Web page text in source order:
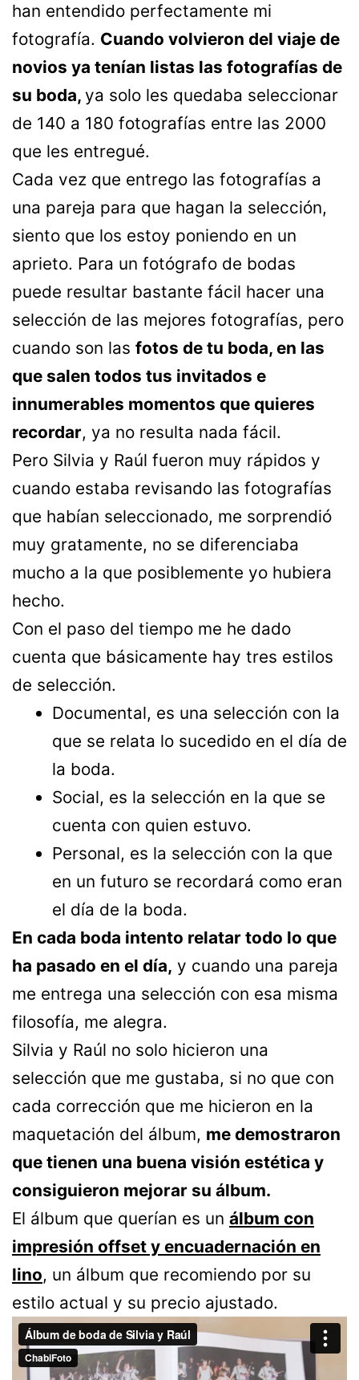
han entendido perfectamente mi
fotografía. Cuando volvieron del viaje de
novios ya tenían listas las fotografías de
su boda, ya solo les quedaba seleccionar
de 140 a 180 fotografías entre las 2000
que les entregué.
Cada vez que entrego las fotografías a
una pareja para que hagan la selección,
siento que los estoy poniendo en un
aprieto. Para un fotógrafo de bodas
puede resultar bastante fácil hacer una
selección de las mejores fotografías, pero
cuando son las fotos de tu boda, en las
que salen todos tus invitados e
innumerables momentos que quieres
recordar, ya no resulta nada fácil.
Pero Silvia y Raúl fueron muy rápidos y
cuando estaba revisando las fotografías
que habían seleccionado, me sorprendió
muy gratamente, no se diferenciaba
mucho a la que posiblemente yo hubiera
hecho.
Con el paso del tiempo me he dado
cuenta que básicamente hay tres estilos
de selección.
Documental, es una selección con la
que se relata lo sucedido en el día de
la boda.
Social, es la selección en la que se
cuenta con quien estuvo.
Personal, es la selección con la que
en un futuro se recordará como eran
el día de la boda.
En cada boda intento relatar todo lo que
ha pasado en el día, y cuando una pareja
me entrega una selección con esa misma
filosofía, me alegra.
Silvia y Raúl no solo hicieron una
selección que me gustaba, si no que con
cada corrección que me hicieron en la
maquetación del álbum, me demostraron
que tienen una buena visión estética y
consiguieron mejorar su álbum.
El álbum que querían es un álbum con
impresión offset y encuadernación en
lino, un álbum que recomiendo por su
estilo actual y su precio ajustado.